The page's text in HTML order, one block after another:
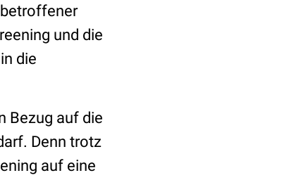
und die
die
Bezug auf die
Denn trotz
auf eine